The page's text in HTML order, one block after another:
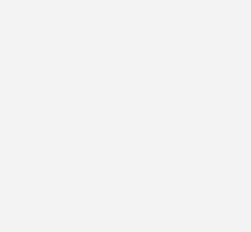
zentrale Datenhaltung.
in Deutschland, was alle
gewährleistet.
das KI-Telefon deutlich
überragende Leistung und